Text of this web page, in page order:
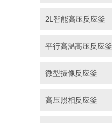
2L智能高压反应釜
平行高温高压反应釜
微型摄像反应釜
高压照相反应釜